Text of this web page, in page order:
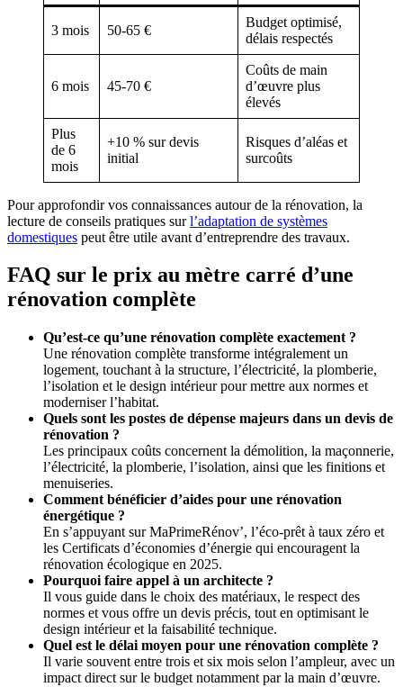
3 mois 50-65 €
Budget optimisé,
délais respectés
6 mois 45-70 €
Coûts de main
d’œuvre plus
élevés
Plus
de 6
mois
+10 % sur devis
initial
Risques d’aléas et
surcoûts
Pour approfondir vos connaissances autour de la rénovation, la
lecture de conseils pratiques surl’adaptation de systèmes
domestiques peut être utile avant d’entreprendre des travaux.
FAQ sur le prix au mètre carré d’une
rénovation complète
Qu’est-ce qu’une rénovation complète exactement ?
Une rénovation complète transforme intégralement un
logement, touchant à la structure, l’électricité, la plomberie,
l’isolation et le design intérieur pour mettre aux normes et
moderniser l’habitat.
Quels sont les postes de dépense majeurs dans un devis de
rénovation ?
Les principaux coûts concernent la démolition, la maçonnerie,
l’électricité, la plomberie, l’isolation, ainsi que les finitions et
menuiseries.
Comment bénéficier d’aides pour une rénovation
énergétique ?
En s’appuyant sur MaPrimeRénov’, l’éco-prêt à taux zéro et
les Certificats d’économies d’énergie qui encouragent la
rénovation écologique en 2025.
Pourquoi faire appel à un architecte ?
Il vous guide dans le choix des matériaux, le respect des
normes et vous offre un devis précis, tout en optimisant le
design intérieur et la faisabilité technique.
Quel est le délai moyen pour une rénovation complète ?
Il varie souvent entre trois et six mois selon l’ampleur, avec un
impact direct sur le budget notamment par la main d’œuvre.